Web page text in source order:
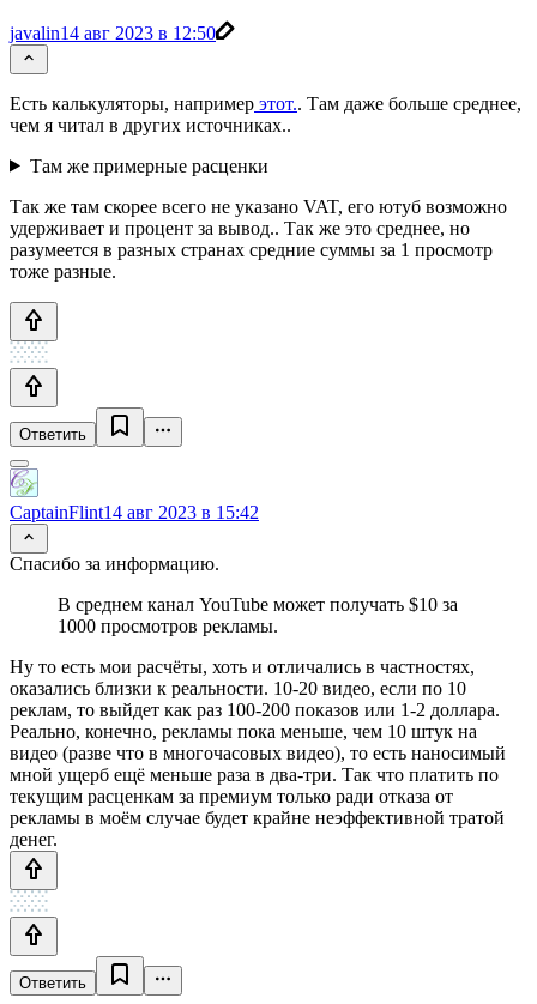
javalin14 авг 2023 в 12:50
Есть калькуляторы, например этот.. Там даже больше среднее,
чем я читал в других источниках..
Там же примерные расценки
Так же там скорее всего не указано VAT, его ютуб возможно
удерживает и процент за вывод.. Так же это среднее, но
разумеется в разных странах средние суммы за 1 просмотр
тоже разные.
Ответить
CaptainFlint14 авг 2023 в 15:42
Спасибо за информацию.
В среднем канал YouTube может получать $10 за
1000 просмотров рекламы.
Ну то есть мои расчёты, хоть и отличались в частностях,
оказались близки к реальности. 10-20 видео, если по 10
реклам, то выйдет как раз 100-200 показов или 1-2 доллара.
Реально, конечно, рекламы пока меньше, чем 10 штук на
видео (разве что в многочасовых видео), то есть наносимый
мной ущерб ещё меньше раза в два-три. Так что платить по
текущим расценкам за премиум только ради отказа от
рекламы в моём случае будет крайне неэффективной тратой
денег.
Ответить